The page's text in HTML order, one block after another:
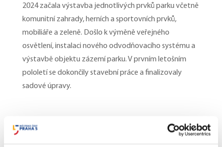
2024 začala výstavba jednotlivých prvků parku včetně
komunitní zahrady, herních a sportovních prvků,
mobiliáře a zeleně. Došlo k výměně veřejného
osvětlení, instalaci nového odvodňovacího systému a
výstavbě objektu zázemí parku. V prvním letošním
pololetí se dokončily stavební práce a finalizovaly
sadové úpravy.
„Máme radost, že mnohaleté úsilí iniciované místními